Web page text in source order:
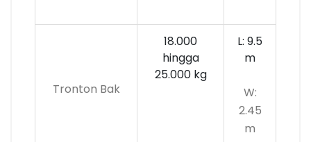
Tronton Bak
18.000
hingga
25.000 kg
L: 9.5
m
W:
2.45
m